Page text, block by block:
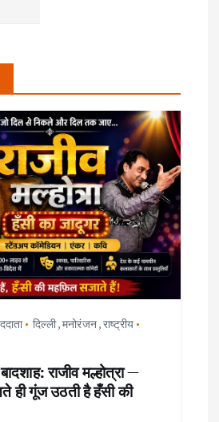
दिल्ली,मनोरंजन,राष्ट्रीय
राजीव मल्होत्रा —
ही गूंज उठती है हँसी की